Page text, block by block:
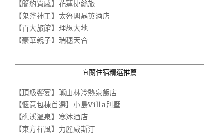
【簡約質感】花蓮捷絲旅
【鬼斧神工】太魯閣晶英酒店
【百大旅館】理想大地
【豪華親子】瑞穗天合
宜蘭住宿精選推薦
【頂級饗宴】瓏山林冷熱泉飯店
【愜意包棟首選】小島Villa別墅
【礁溪溫泉】寒沐酒店
【東方禪風】力麗威斯汀